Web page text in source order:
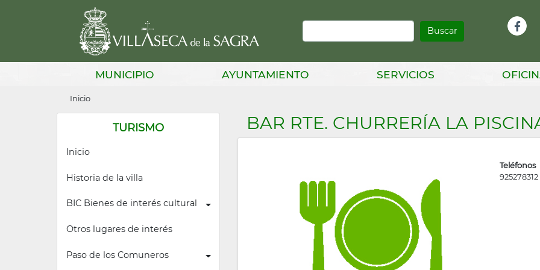
Buscar
MUNICIPIO AYUNTAMIENTO SERVICIOS
Sobrescribir
enlaces
ayuda
a
la
Inicio
TURISMO
Inicio
Historia de la villa
BIC Bienes de interés cultural
Otros lugares de interés
Paso de los Comuneros
BAR RTE. CHURRERÍA LA
Teléfonos
925278312